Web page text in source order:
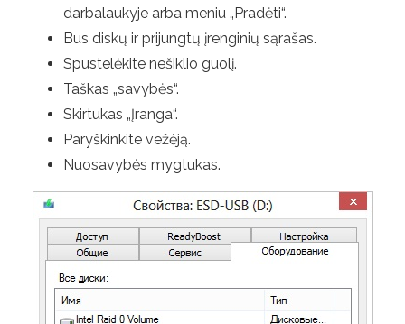
darbalaukyje arba meniu „Pradėti“.
Bus diskų ir prijungtų įrenginių sąrašas.
Spustelėkite nešiklio guolį.
Taškas „savybės“.
Skirtukas „Įranga“.
Paryškinkite vežėją.
Nuosavybės mygtukas.